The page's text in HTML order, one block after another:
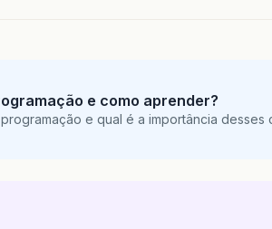
e como aprender?
e qual é a importância desses